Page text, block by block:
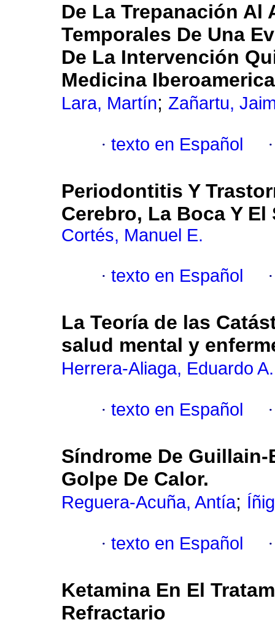
De La Trepanación
Temporales De Una
De La Intervención
Medicina
Lara, Martín; Zañartu,
· texto en Español
Periodontitis Y
Cerebro, La Boca Y
Cortés, Manuel E.
· texto en Español
La Teoría de las
salud mental y
Herrera-Aliaga, Eduardo A.
· texto en Español
Síndrome De
Golpe De Calor.
Reguera-Acuña, Antía;
· texto en Español
Ketamina En El
Refractario